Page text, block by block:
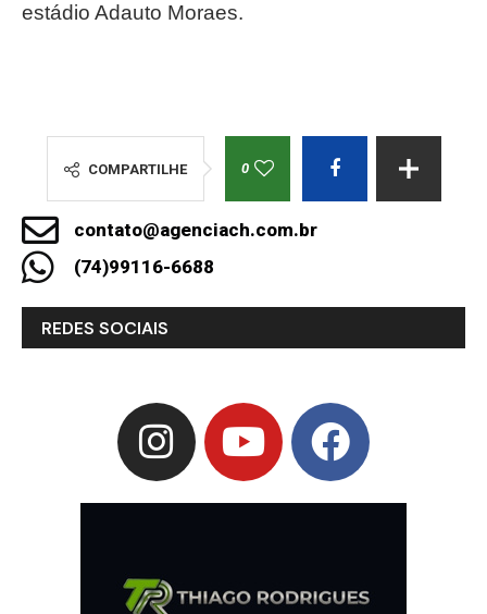
estádio Adauto Moraes.
COMPARTILHE 0
contato@agenciach.com.br
(74)99116-6688
REDES SOCIAIS